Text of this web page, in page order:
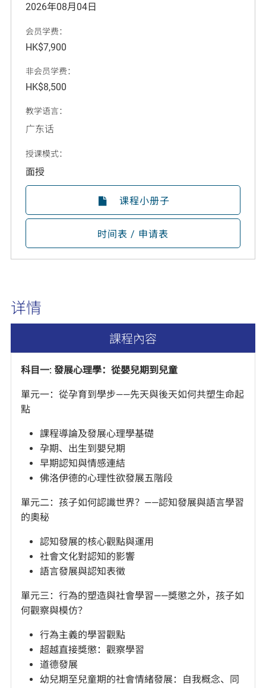
2026年08月04日
会员学费：
HK$7,900
非会员学费：
HK$8,500
教学语言：
广东话
授课模式：
面授
课程小册子
时间表 / 申请表
详情
課程內容
科目一: 發展心理學：從嬰兒期到兒童
單元一：從孕育到學步——先天與後天如何共塑生命起
點
課程導論及發展心理學基礎
孕期、出生到嬰兒期
早期認知與情感連結
佛洛伊德的心理性欲發展五階段
單元二：孩子如何認識世界？——認知發展與語言學習
的奧秘
認知發展的核心觀點與運用
社會文化對認知的影響
語言發展與認知表徵
單元三：行為的塑造與社會學習——獎懲之外，孩子如
何觀察與模仿？
行為主義的學習觀點
超越直接獎懲：觀察學習
道德發展
幼兒期至兒童期的社會情緒發展：自我概念、同